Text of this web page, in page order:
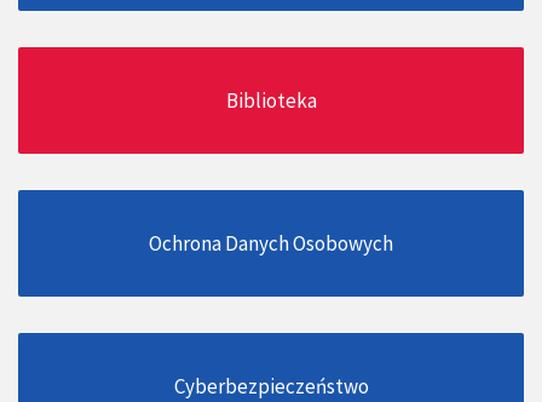
Biblioteka
Ochrona Danych Osobowych
Cyberbezpieczeństwo